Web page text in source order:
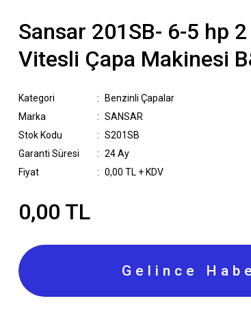
Sansar 201SB- 6-5 hp
Vitesli Çapa Makinesi
Kategori
Benzinli Çapalar
Marka
SANSAR
Stok Kodu
S201SB
Garanti Süresi
24 Ay
Fiyat
0,00 TL + KDV
0,00 TL
Gelince